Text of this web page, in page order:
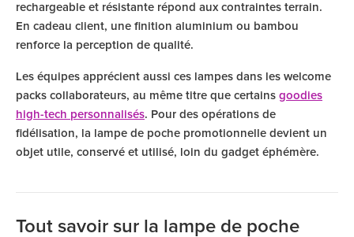
rechargeable et résistante répond aux contraintes terrain.
En cadeau client, une finition aluminium ou bambou
renforce la perception de qualité.
Les équipes apprécient aussi ces lampes dans les welcome
packs collaborateurs, au même titre que certains goodies
high-tech personnalisés. Pour des opérations de
fidélisation, la lampe de poche promotionnelle devient un
objet utile, conservé et utilisé, loin du gadget éphémère.
Tout savoir sur la lampe de poche